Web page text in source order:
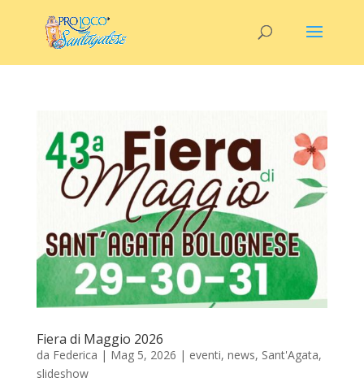
Fiera di Maggio 2026
da Federica | Mag 5, 2026 | eventi, news, Sant'Agata,
slideshow